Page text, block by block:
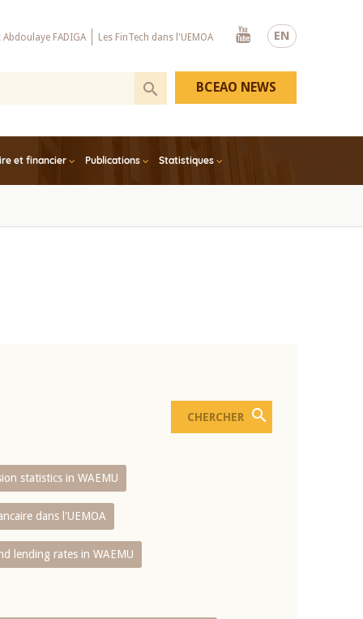
EN
Abdoulaye FADIGA Les FinTech dans l'UEMOA
Youtube
et financier Publications Statistiques
BCEAO NEWS
statistics in WAEMU
dans l'UEMOA
lending rates in WAEMU